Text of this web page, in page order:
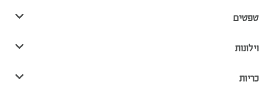
טפטים
וילונות
כריות